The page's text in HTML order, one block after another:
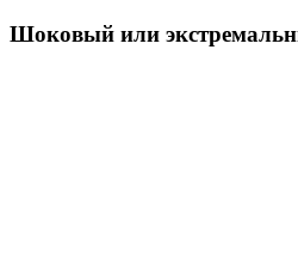
Шоковый или